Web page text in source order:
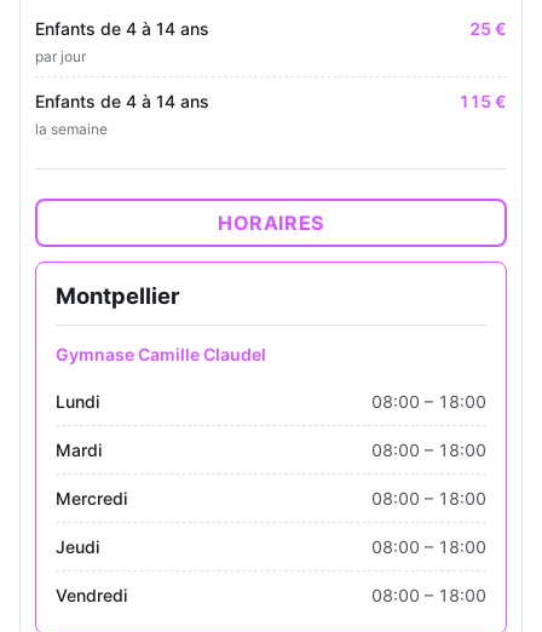
Enfants de 4 à 14 ans 25 €
par jour
Enfants de 4 à 14 ans 115 €
la semaine
HORAIRES
Montpellier
Gymnase Camille Claudel
Lundi 08:00 – 18:00
Mardi 08:00 – 18:00
Mercredi 08:00 – 18:00
Jeudi 08:00 – 18:00
Vendredi 08:00 – 18:00